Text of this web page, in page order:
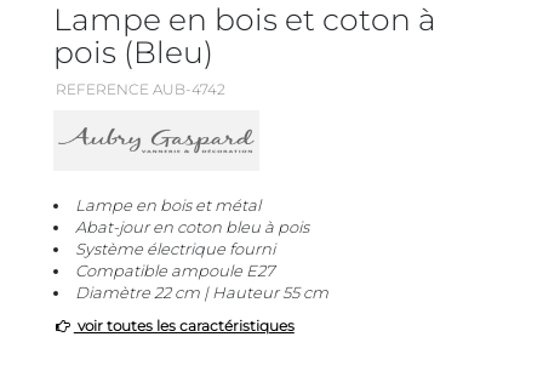
Lampe en bois et coton à
pois (Bleu)
REFERENCE AUB-4742
Lampe en bois et métal
Abat-jour en coton bleu à pois
Système électrique fourni
Compatible ampoule E27
Diamètre 22 cm | Hauteur 55 cm
voir toutes les caractéristiques